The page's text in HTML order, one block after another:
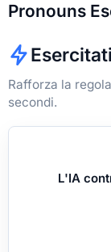
Pronouns
Rafforza la
secondi.
L'IA